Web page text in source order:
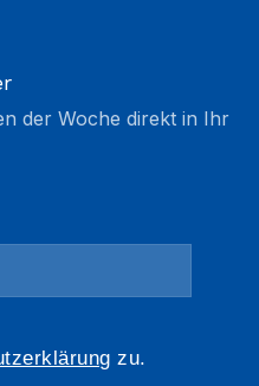
der Woche direkt in Ihr